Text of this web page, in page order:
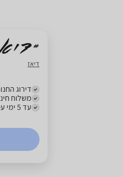
דיאז
דירוג
משלוח
עד 5 ימי עסקים